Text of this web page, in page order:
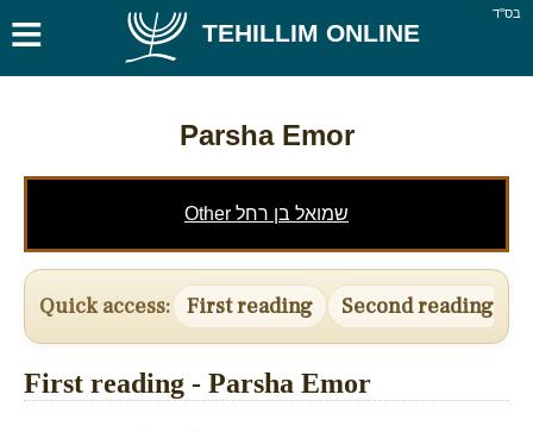
בס''ד ≡ TEHILLIM ONLINE
Parsha Emor
Other שמואל בן רחל
Quick access: First reading Second reading
First reading - Parsha Emor